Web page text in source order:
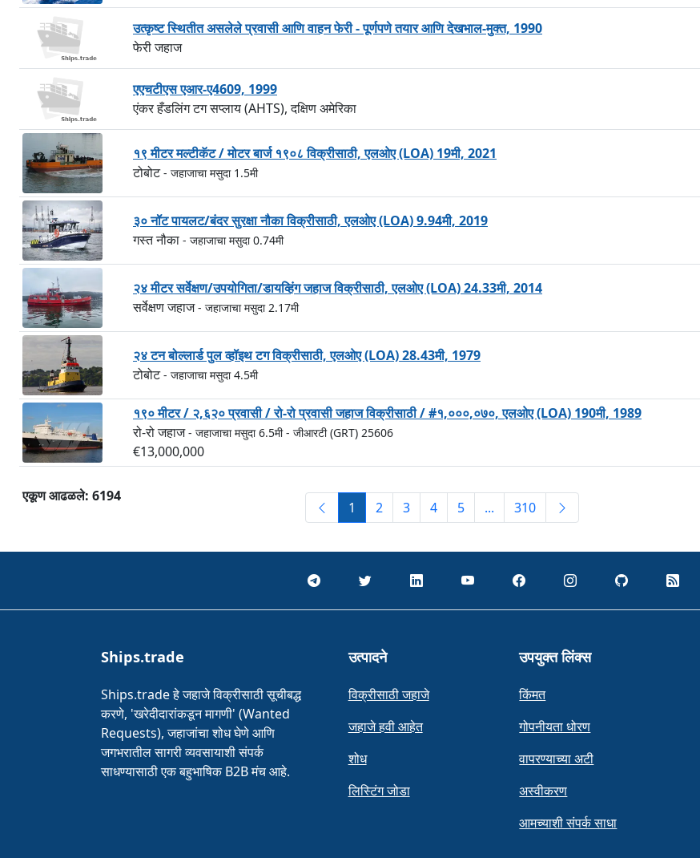
उत्कृष्ट स्थितीत असलेले प्रवासी आणि वाहन फेरी - पूर्णपणे तयार आणि देखभाल-मुक्त, 1990
फेरी जहाज
एएचटीएस एआर-ए4609, 1999
एंकर हँडलिंग टग सप्लाय (AHTS), दक्षिण अमेरिका
१९ मीटर मल्टीकॅट / मोटर बार्ज १९०८ विक्रीसाठी, एलओए (LOA) 19मी, 2021
टोबोट- जहाजाचा मसुदा 1.5मी
३० नॉट पायलट/बंदर सुरक्षा नौका विक्रीसाठी, एलओए (LOA) 9.94मी, 2019
गस्त नौका - जहाजाचा मसुदा 0.74मी
२४ मीटर सर्वेक्षण/उपयोगिता/डायव्हिंग जहाज विक्रीसाठी, एलओए (LOA) 24.33मी, 2014
सर्वेक्षण जहाज- जहाजाचा मसुदा 2.17मी
२४ टन बोल्लार्ड पुल व्हॉइथ टग विक्रीसाठी, एलओए (LOA) 28.43मी, 1979
टोबोट- जहाजाचा मसुदा 4.5मी
१९० मीटर / २,६२० प्रवासी / रो-रो प्रवासी जहाज विक्रीसाठी / #१,०००,०७०, एलओए (LOA) 190मी, 1989
रो-रो जहाज- जहाजाचा मसुदा 6.5मी - जीआरटी (GRT) 25606
€13,000,000
एकूण आढळले: 6194
1 2 3 4 5 ... 310
Ships.trade
Ships.trade हे जहाजे विक्रीसाठी सूचीबद्ध
करणे, 'खरेदीदारांकडून मागणी' (Wanted
Requests), जहाजांचा शोध घेणे आणि
जगभरातील सागरी व्यवसायाशी संपर्क
साधण्यासाठी एक बहुभाषिक B2B मंच आहे.
उत्पादने
विक्रीसाठी जहाजे
जहाजे हवी आहेत
शोध
लिस्टिंग जोडा
उपयुक्त लिंक्स
किंमत
गोपनीयता धोरण
वापरण्याच्या अटी
अस्वीकरण
आमच्याशी संपर्क साधा